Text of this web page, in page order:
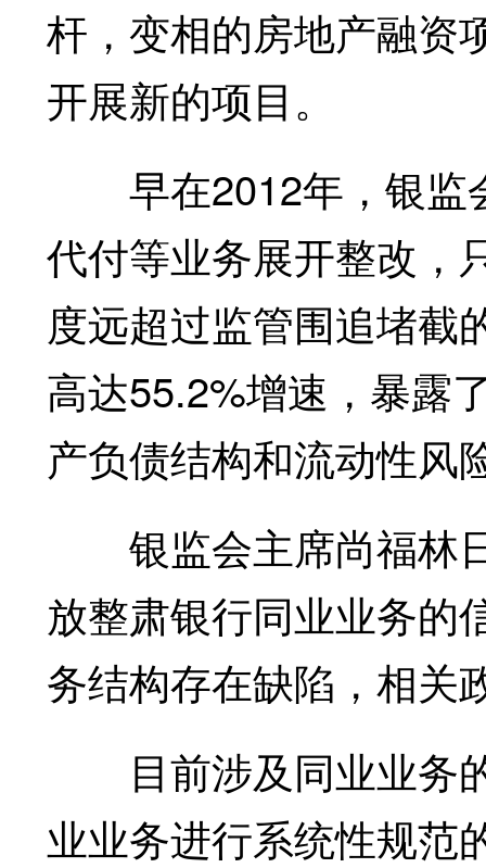
杆，变相的房地产融资
开展新的项目。
早在2012年，银监
代付等业务展开整改，
度远超过监管围追堵截
高达55.2%增速，暴露
产负债结构和流动性风
银监会主席尚福林
放整肃银行同业业务的
务结构存在缺陷，相关
目前涉及同业业务
业业务进行系统性规范